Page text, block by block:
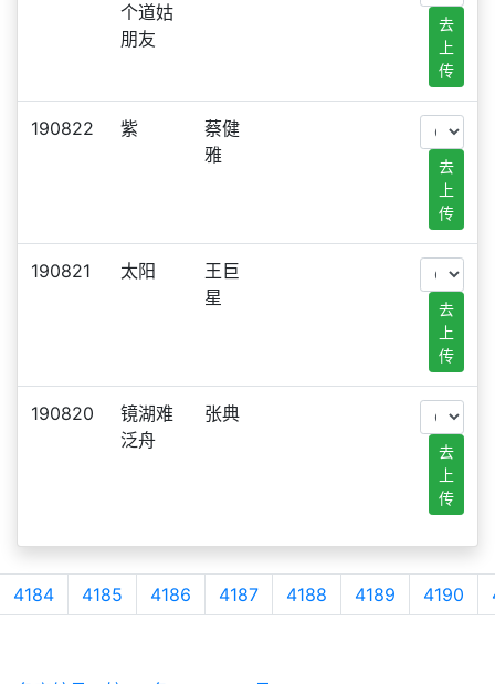
个道姑
朋友
去
上
传
190822 紫
蔡健
雅
去
上
传
190821 太阳
王巨
星
去
上
传
190820
镜湖难
泛舟
张典
去
上
传
4184 4185 4186 4187 4188 4189 4190